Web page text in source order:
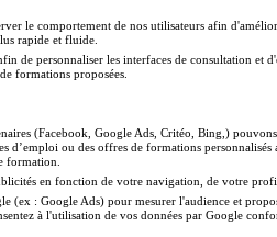
Diplomeo !
le comportement de nos utilisateurs afin
rapide et fluide.
de personnaliser les interfaces de consultation et
formations proposées.
(Facebook, Google Ads, Critéo, Bing,)
d’emploi ou des offres de formations
formation.
en fonction de votre navigation, de votre
(ex : Google Ads) pour mesurer l'audience et
à l'utilisation de vos données par Google